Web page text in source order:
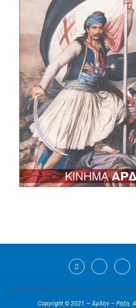
Copyright © 2021 — Άρδην – Ρήξη.